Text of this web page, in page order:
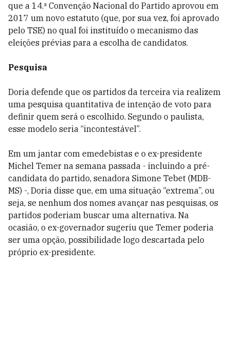
que a 14.ª Convenção Nacional do Partido aprovou em
2017 um novo estatuto (que, por sua vez, foi aprovado
pelo TSE) no qual foi instituído o mecanismo das
eleições prévias para a escolha de candidatos.
Pesquisa
Doria defende que os partidos da terceira via realizem
uma pesquisa quantitativa de intenção de voto para
definir quem será o escolhido. Segundo o paulista,
esse modelo seria “incontestável”.
Em um jantar com emedebistas e o ex-presidente
Michel Temer na semana passada - incluindo a pré-
candidata do partido, senadora Simone Tebet (MDB-
MS) -, Doria disse que, em uma situação “extrema”, ou
seja, se nenhum dos nomes avançar nas pesquisas, os
partidos poderiam buscar uma alternativa. Na
ocasião, o ex-governador sugeriu que Temer poderia
ser uma opção, possibilidade logo descartada pelo
próprio ex-presidente.